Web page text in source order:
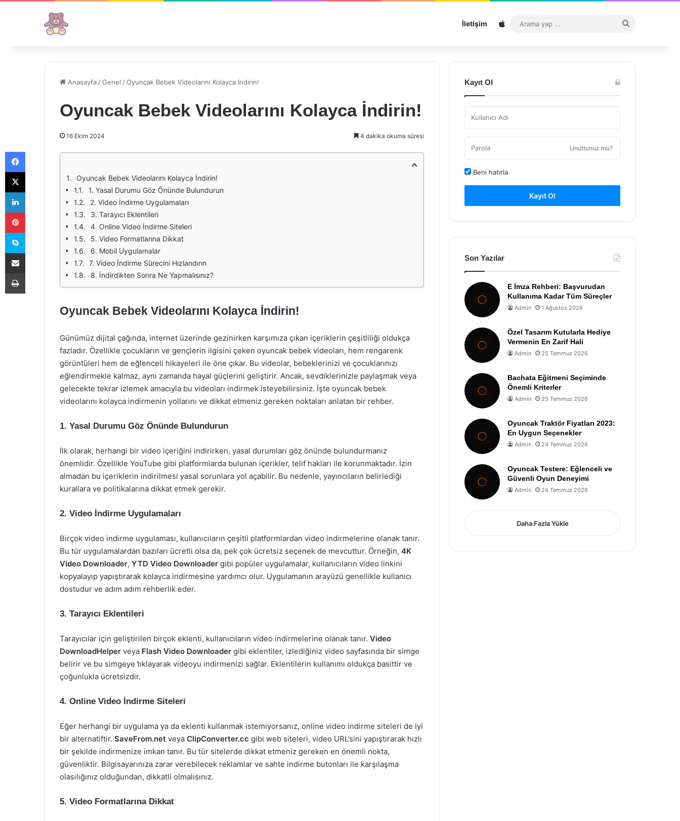
İletişim Sitemap
...
Anasayfa /Genel /Oyuncak Bebek Videolarını Kolayca İndirin!
Oyuncak Bebek Videolarını Kolayca İndirin!
16 Ekim 2024 4 dakika okuma süresi
Oyuncak Bebek Videolarını Kolayca İndirin!
1. Yasal Durumu Göz Önünde Bulundurun
2. Video İndirme Uygulamaları
3. Tarayıcı Eklentileri
4. Online Video İndirme Siteleri
5. Video Formatlarına Dikkat
6. Mobil Uygulamalar
7. Video İndirme Sürecini Hızlandırın
8. İndirdikten Sonra Ne Yapmalısınız?
Oyuncak Bebek Videolarını Kolayca İndirin!
Günümüz dijital çağında, internet üzerinde gezinirken karşımıza çıkan içeriklerin çeşitliliği oldukça
fazladır. Özellikle çocukların ve gençlerin ilgisini çeken oyuncak bebek videoları, hem rengarenk
görüntüleri hem de eğlenceli hikayeleri ile öne çıkar. Bu videolar, bebeklerinizi ve çocuklarınızı
eğlendirmekle kalmaz, aynı zamanda hayal güçlerini geliştirir. Ancak, sevdiklerinizle paylaşmak veya
gelecekte tekrar izlemek amacıyla bu videoları indirmek isteyebilirsiniz. İşte oyuncak bebek
videolarını kolayca indirmenin yollarını ve dikkat etmeniz gereken noktaları anlatan bir rehber.
1. Yasal Durumu Göz Önünde Bulundurun
İlk olarak, herhangi bir video içeriğini indirirken, yasal durumları göz önünde bulundurmanız
önemlidir. Özellikle YouTube gibi platformlarda bulunan içerikler, telif hakları ile korunmaktadır. İzin
almadan bu içeriklerin indirilmesi yasal sorunlara yol açabilir. Bu nedenle, yayıncıların belirlediği
kurallara ve politikalarına dikkat etmek gerekir.
2. Video İndirme Uygulamaları
Birçok video indirme uygulaması, kullanıcıların çeşitli platformlardan video indirmelerine olanak tanır.
Bu tür uygulamalardan bazıları ücretli olsa da, pek çok ücretsiz seçenek de mevcuttur. Örneğin, 4K
Video Downloader, YTD Video Downloader gibi popüler uygulamalar, kullanıcıların video linkini
kopyalayıp yapıştırarak kolayca indirmesine yardımcı olur. Uygulamanın arayüzü genellikle kullanıcı
dostudur ve adım adım rehberlik eder.
3. Tarayıcı Eklentileri
Tarayıcılar için geliştirilen birçok eklenti, kullanıcıların video indirmelerine olanak tanır. Video
DownloadHelper veya Flash Video Downloader gibi eklentiler, izlediğiniz video sayfasında bir simge
belirir ve bu simgeye tıklayarak videoyu indirmenizi sağlar. Eklentilerin kullanımı oldukça basittir ve
çoğunlukla ücretsizdir.
4. Online Video İndirme Siteleri
Eğer herhangi bir uygulama ya da eklenti kullanmak istemiyorsanız, online video indirme siteleri de iyi
bir alternatiftir. SaveFrom.net veya ClipConverter.cc gibi web siteleri, video URL’sini yapıştırarak hızlı
bir şekilde indirmenize imkan tanır. Bu tür sitelerde dikkat etmeniz gereken en önemli nokta,
güvenliktir. Bilgisayarınıza zarar verebilecek reklamlar ve sahte indirme butonları ile karşılaşma
olasılığınız olduğundan, dikkatli olmalısınız.
5. Video Formatlarına Dikkat
Kayıt Ol
Unuttunuz mu?
Beni hatırla
Kayıt Ol
Son Yazılar
E İmza Rehberi: Başvurudan
Kullanıma Kadar Tüm Süreçler
Admin 1 Ağustos 2026
Özel Tasarım Kutularla Hediye
Vermenin En Zarif Hali
Admin 25 Temmuz 2026
Bachata Eğitmeni Seçiminde
Önemli Kriterler
Admin 25 Temmuz 2026
Oyuncak Traktör Fiyatları 2023:
En Uygun Seçenekler
Admin 24 Temmuz 2026
Oyuncak Testere: Eğlenceli ve
Güvenli Oyun Deneyimi
Admin 24 Temmuz 2026
Daha Fazla Yükle
Facebook
X
LinkedIn
Pinterest
Skype
E-Posta ile paylaş